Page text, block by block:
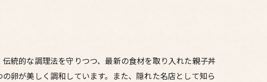
統的な調理法を守りつつ、最新の食材を取り入れた親子丼
卵が美しく調和しています。また、隠れた名店として知ら